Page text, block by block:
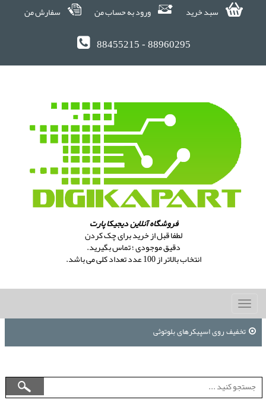
سبد خرید ورود به حساب من سفارش من
88455215 - 88960295
فروشگاه آنلاین دیجیکا پارت
لطفا قبل از خرید برای چک کردن
دقیق موجودی ؛ تماس بگیرید.
انتخاب بالاتر از 100 عدد تعداد کلی می باشد.
Toggle
navigation
تخفیف روی اسپیکرهای بلوتوثی